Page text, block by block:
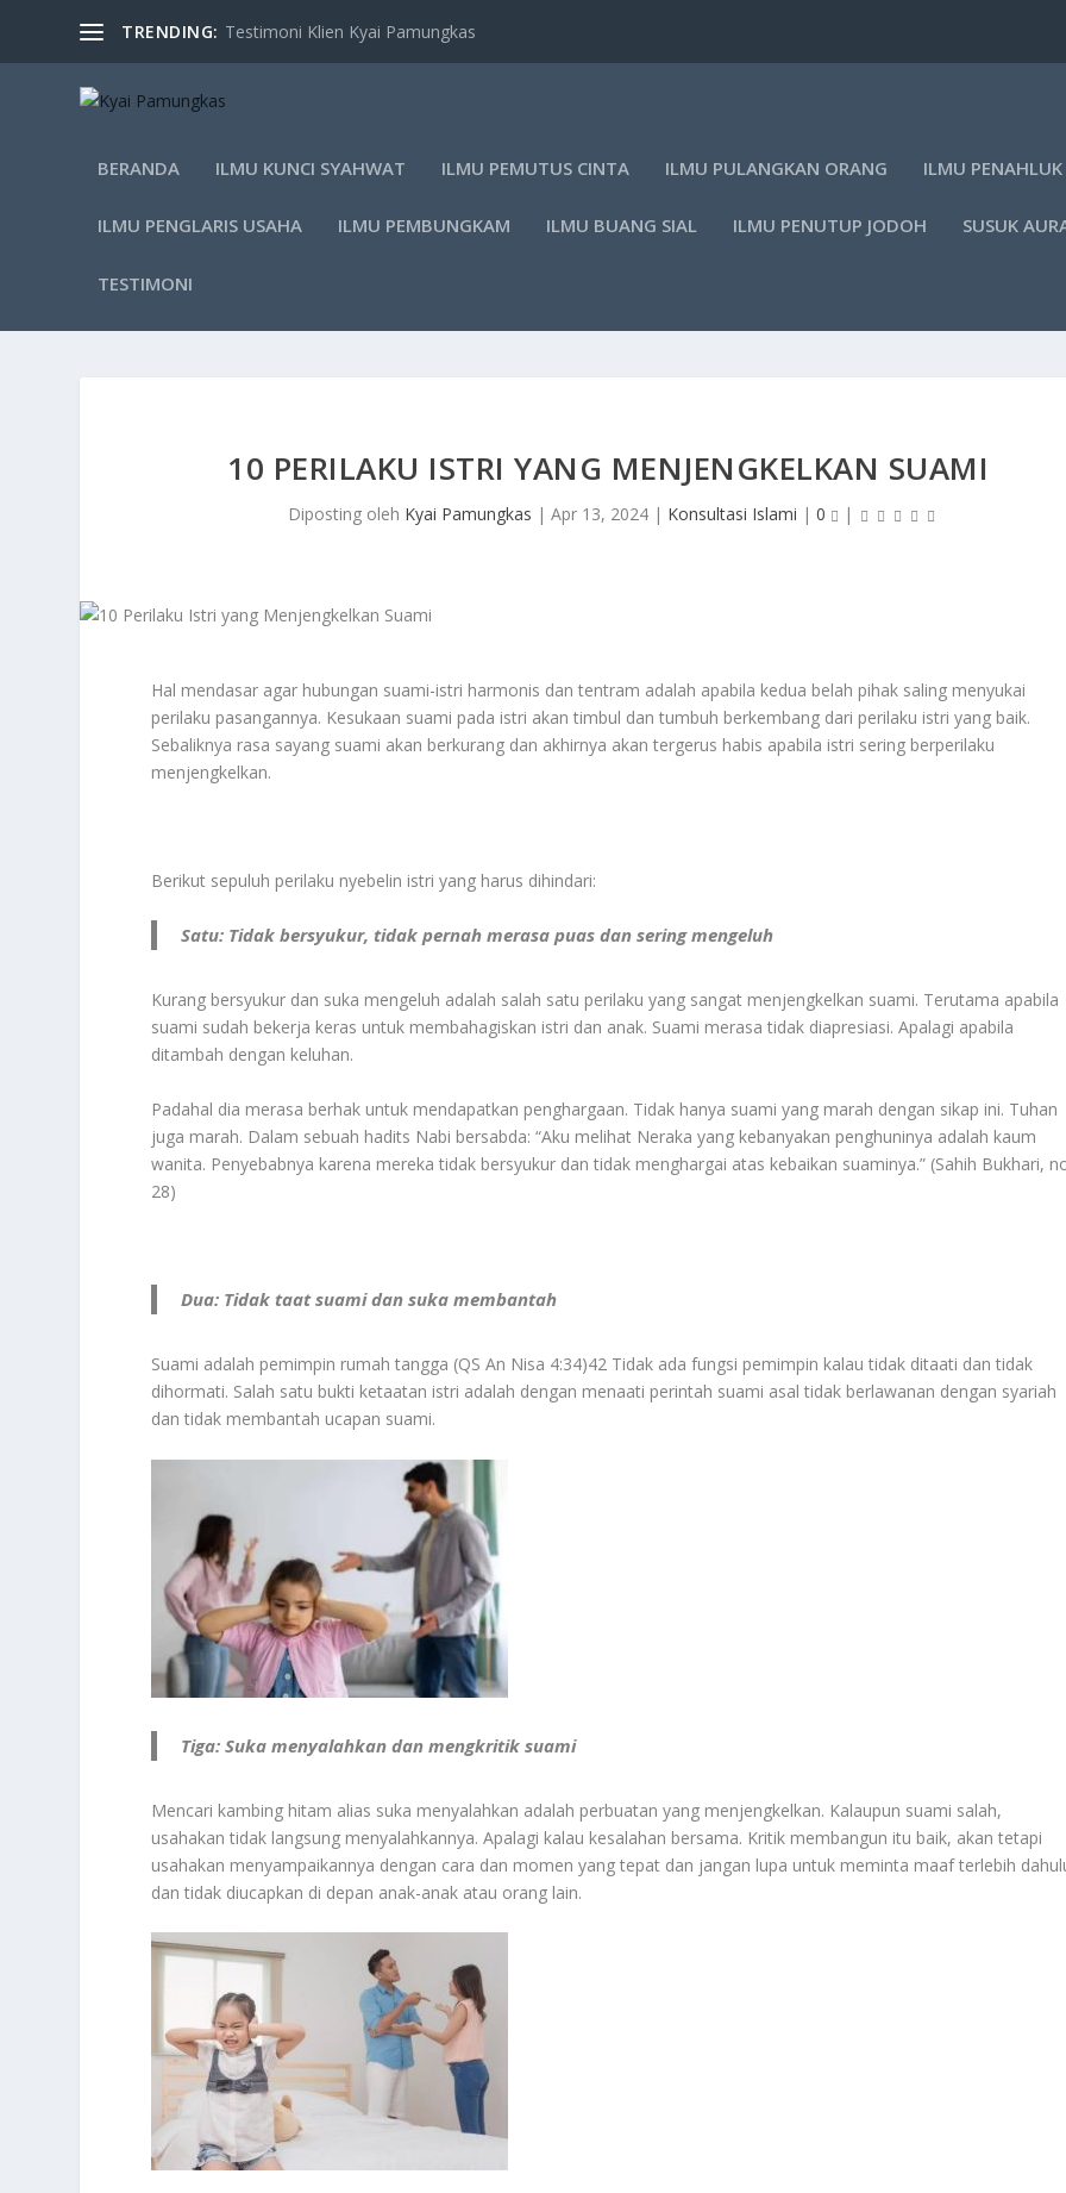
TRENDING: Testimoni Klien Kyai Pamungkas
BERANDA ILMU KUNCI SYAHWAT ILMU PEMUTUS CINTA ILMU PULANGKAN ORANG ILMU
ILMU PENGLARIS USAHA ILMU PEMBUNGKAM ILMU BUANG SIAL ILMU PENUTUP JODOH SUSUK
TESTIMONI
10 PERILAKU ISTRI YANG MENJENGKELKAN SUAMI
Diposting oleh Kyai Pamungkas |Apr 13, 2024 | Konsultasi Islami |0 |
Hal mendasar agar hubungan suami-istri harmonis dan tentram adalah apabila kedua belah pihak saling menyukai
perilaku pasangannya. Kesukaan suami pada istri akan timbul dan tumbuh berkembang dari perilaku istri yang baik.
Sebaliknya rasa sayang suami akan berkurang dan akhirnya akan tergerus habis apabila istri sering berperilaku
menjengkelkan.
Berikut sepuluh perilaku nyebelin istri yang harus dihindari:
Satu: Tidak bersyukur, tidak pernah merasa puas dan sering mengeluh
Kurang bersyukur dan suka mengeluh adalah salah satu perilaku yang sangat menjengkelkan suami. Terutama apabila
suami sudah bekerja keras untuk membahagiskan istri dan anak. Suami merasa tidak diapresiasi. Apalagi apabila
ditambah dengan keluhan.
Padahal dia merasa berhak untuk mendapatkan penghargaan. Tidak hanya suami yang marah dengan sikap ini. Tuhan
juga marah. Dalam sebuah hadits Nabi bersabda: “Aku melihat Neraka yang kebanyakan penghuninya adalah kaum
wanita. Penyebabnya karena mereka tidak bersyukur dan tidak menghargai atas kebaikan suaminya.” (Sahih Bukhari,
28)
Dua: Tidak taat suami dan suka membantah
Suami adalah pemimpin rumah tangga (QS An Nisa 4:34)42 Tidak ada fungsi pemimpin kalau tidak ditaati dan tidak
dihormati. Salah satu bukti ketaatan istri adalah dengan menaati perintah suami asal tidak berlawanan dengan syariah
dan tidak membantah ucapan suami.
Tiga: Suka menyalahkan dan mengkritik suami
Mencari kambing hitam alias suka menyalahkan adalah perbuatan yang menjengkelkan. Kalaupun suami salah,
usahakan tidak langsung menyalahkannya. Apalagi kalau kesalahan bersama. Kritik membangun itu baik, akan tetapi
usahakan menyampaikannya dengan cara dan momen yang tepat dan jangan lupa untuk meminta maaf terlebih
dan tidak diucapkan di depan anak-anak atau orang lain.